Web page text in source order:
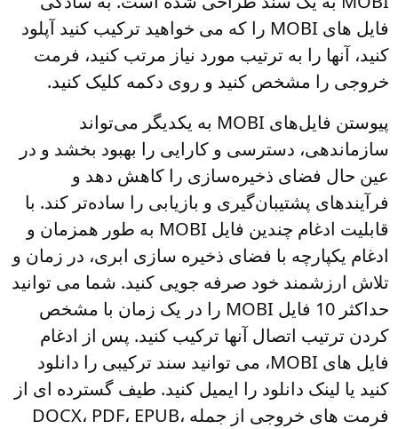
فایل های MOBI را که می خواهید ترکیب کنید آپلود
کنید، آنها را به ترتیب مورد نیاز مرتب کنید، فرمت
خروجی را مشخص کنید و روی دکمه کلیک کنید.
پیوستن فایل‌های MOBI به یکدیگر می‌تواند
سازماندهی، دسترسی و کارایی را بهبود بخشد و در
عین حال فضای ذخیره‌سازی را کاهش دهد و
فرآیندهای پشتیبان‌گیری و بازیابی را ساده‌تر کند. با
قابلیت ادغام چندین فایل MOBI به طور همزمان و
ادغام یکپارچه با فضای ذخیره سازی ابری، در زمان و
تلاش ارزشمند خود صرفه جویی کنید. شما می توانید
حداکثر 10 فایل MOBI را در یک زمان با مشخص
کردن ترتیب اتصال آنها ترکیب کنید. پس از ادغام
فایل های MOBI، می توانید سند ترکیبی را دانلود
کنید یا لینک دانلود را ایمیل کنید. طیف گسترده ای از
فرمت های خروجی از جمله DOCX، PDF، EPUB،